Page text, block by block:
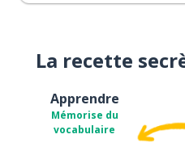
La recette
Apprendre
Mémorise du
vocabulaire